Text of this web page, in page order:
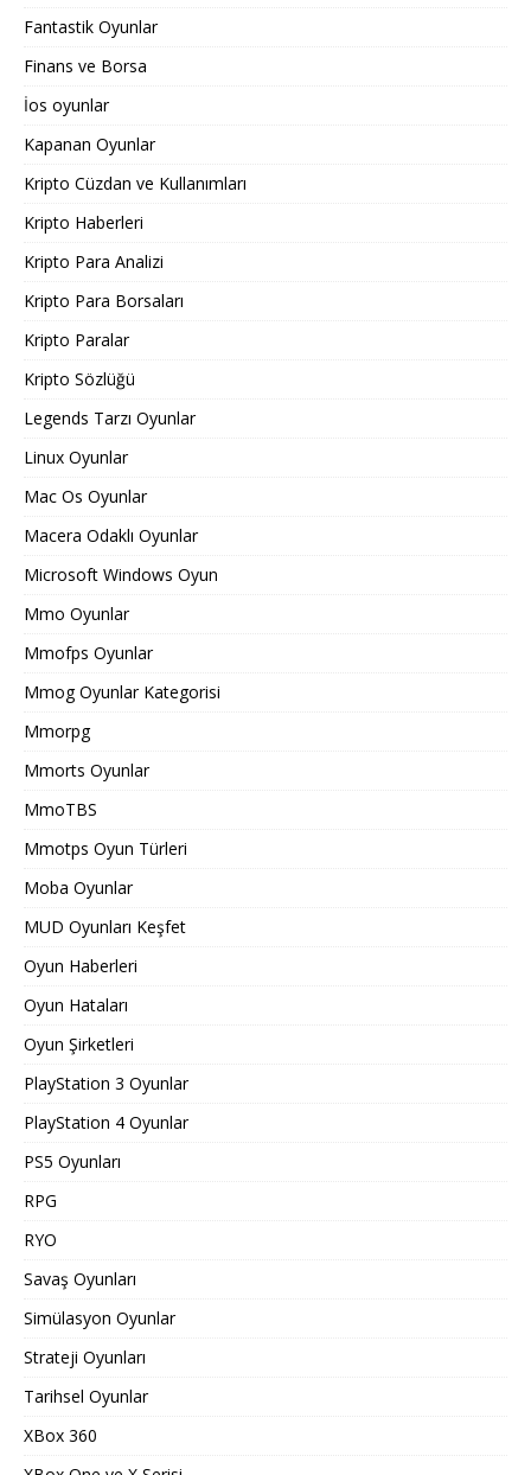
Fantastik Oyunlar
Finans ve Borsa
İos oyunlar
Kapanan Oyunlar
Kripto Cüzdan ve Kullanımları
Kripto Haberleri
Kripto Para Analizi
Kripto Para Borsaları
Kripto Paralar
Kripto Sözlüğü
Legends Tarzı Oyunlar
Linux Oyunlar
Mac Os Oyunlar
Macera Odaklı Oyunlar
Microsoft Windows Oyun
Mmo Oyunlar
Mmofps Oyunlar
Mmog Oyunlar Kategorisi
Mmorpg
Mmorts Oyunlar
MmoTBS
Mmotps Oyun Türleri
Moba Oyunlar
MUD Oyunları Keşfet
Oyun Haberleri
Oyun Hataları
Oyun Şirketleri
PlayStation 3 Oyunlar
PlayStation 4 Oyunlar
PS5 Oyunları
RPG
RYO
Savaş Oyunları
Simülasyon Oyunlar
Strateji Oyunları
Tarihsel Oyunlar
XBox 360